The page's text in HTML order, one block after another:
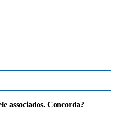
associados. Concorda?